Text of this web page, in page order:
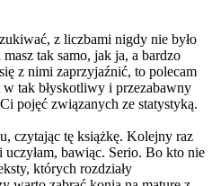
z liczbami nigdy nie było
tak samo, jak ja, a bardzo
z nimi zaprzyjaźnić, to polecam
tak błyskotliwy i przezabawny
pojęć związanych ze statystyką.
czytając tę książkę. Kolejny raz
uczyłam, bawiąc. Serio. Bo kto nie
których rozdziały